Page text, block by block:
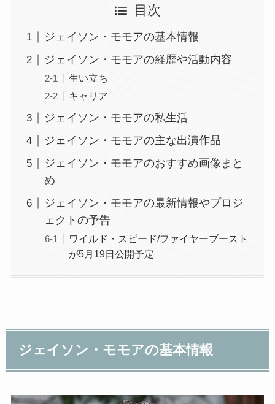
目次
ジェイソン・モモアの基本情報
ジェイソン・モモアの経歴や活動内容
生い立ち
キャリア
ジェイソン・モモアの私生活
ジェイソン・モモアの主な出演作品
ジェイソン・モモアのおすすめ画像まと
め
ジェイソン・モモアの最新情報やプロジ
ェクトの予告
ワイルド・スピード/ファイヤーブースト
が5月19日公開予定
ジェイソン・モモアの基本情報